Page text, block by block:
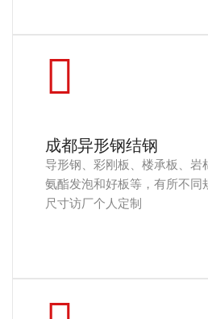
成都异形钢结钢
导形钢、彩刚板、楼承板、岩
氨酯发泡和好板等，有所不同
尺寸访厂个人定制